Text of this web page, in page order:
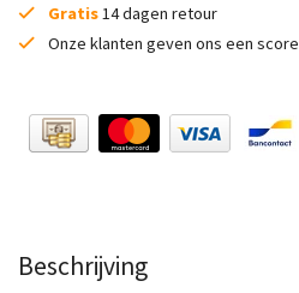
Gratis14 dagen retour
Onze klanten geven ons een score
Beschrijving